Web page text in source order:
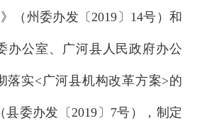
（州委办发〔2019〕14号）和
办公室、广河县人民政府办公
落实<广河县机构改革方案>的
县委办发〔2019〕7号），制定